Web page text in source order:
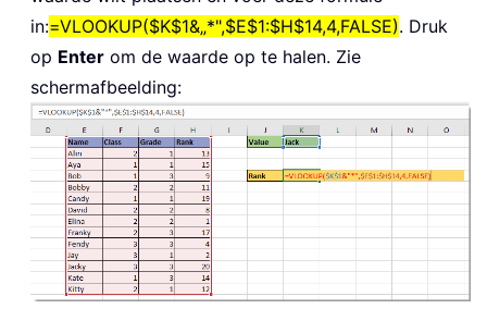
in:=VLOOKUP($K$1&„*",$E$1:$H$14,4,FALSE). Druk
op Enter om de waarde op te halen. Zie
schermafbeelding: